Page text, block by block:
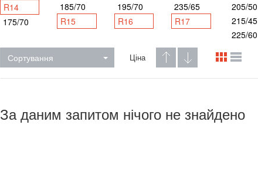
R14
175/70
185/70
R15
195/70
R16
235/65
R17
205/50
215/45
225/60
Сортування Ціна
За даним запитом нічого не знайдено